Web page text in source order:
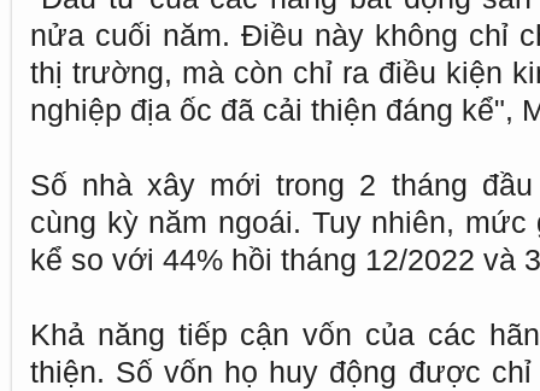
nửa cuối năm. Điều này không chỉ
thị trường, mà còn chỉ ra điều kiện
nghiệp địa ốc đã cải thiện đáng kể",
Số nhà xây mới trong 2 tháng
cùng kỳ năm ngoái. Tuy nhiên,
kể so với 44% hồi tháng 12/2022 và
Khả năng tiếp cận vốn của các
thiện. Số vốn họ huy động được